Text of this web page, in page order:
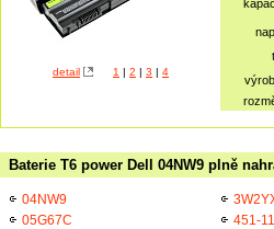
detail 1 | 2 | 3 | 4
Baterie T6 power Dell 04NW9 plně
04NW9
05G67C
451-